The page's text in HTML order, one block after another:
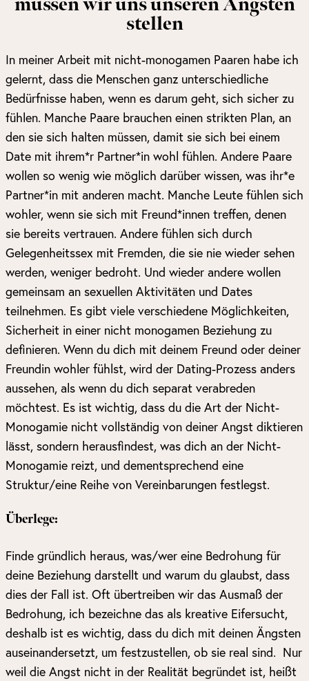
müssen wir uns unseren Ängsten
stellen
In meiner Arbeit mit nicht-monogamen Paaren habe ich
gelernt, dass die Menschen ganz unterschiedliche
Bedürfnisse haben, wenn es darum geht, sich sicher zu
fühlen. Manche Paare brauchen einen strikten Plan, an
den sie sich halten müssen, damit sie sich bei einem
Date mit ihrem*r Partner*in wohl fühlen. Andere Paare
wollen so wenig wie möglich darüber wissen, was ihr*e
Partner*in mit anderen macht. Manche Leute fühlen sich
wohler, wenn sie sich mit Freund*innen treffen, denen
sie bereits vertrauen. Andere fühlen sich durch
Gelegenheitssex mit Fremden, die sie nie wieder sehen
werden, weniger bedroht. Und wieder andere wollen
gemeinsam an sexuellen Aktivitäten und Dates
teilnehmen. Es gibt viele verschiedene Möglichkeiten,
Sicherheit in einer nicht monogamen Beziehung zu
definieren. Wenn du dich mit deinem Freund oder deiner
Freundin wohler fühlst, wird der Dating-Prozess anders
aussehen, als wenn du dich separat verabreden
möchtest. Es ist wichtig, dass du die Art der Nicht-
Monogamie nicht vollständig von deiner Angst diktieren
lässt, sondern herausfindest, was dich an der Nicht-
Monogamie reizt, und dementsprechend eine
Struktur/eine Reihe von Vereinbarungen festlegst.
Überlege:
Finde gründlich heraus, was/wer eine Bedrohung für
deine Beziehung darstellt und warum du glaubst, dass
dies der Fall ist. Oft übertreiben wir das Ausmaß der
Bedrohung, ich bezeichne das als kreative Eifersucht,
deshalb ist es wichtig, dass du dich mit deinen Ängsten
auseinandersetzt, um festzustellen, ob sie real sind. Nur
weil die Angst nicht in der Realität begründet ist, heißt